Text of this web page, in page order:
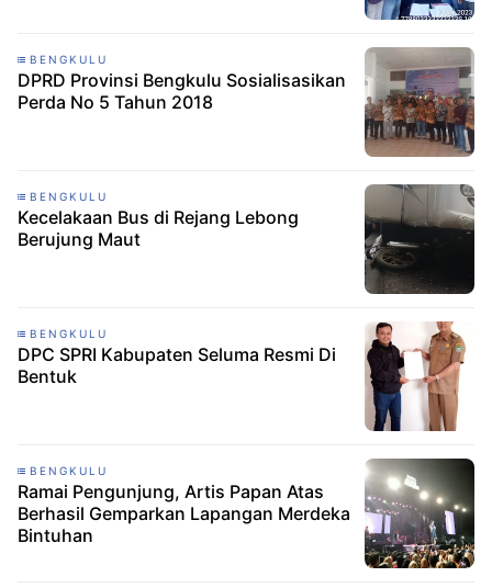
BENGKULU
DPRD Provinsi Bengkulu Sosialisasikan
Perda No 5 Tahun 2018
BENGKULU
Kecelakaan Bus di Rejang Lebong
Berujung Maut
BENGKULU
DPC SPRI Kabupaten Seluma Resmi Di
Bentuk
BENGKULU
Ramai Pengunjung, Artis Papan Atas
Berhasil Gemparkan Lapangan Merdeka
Bintuhan